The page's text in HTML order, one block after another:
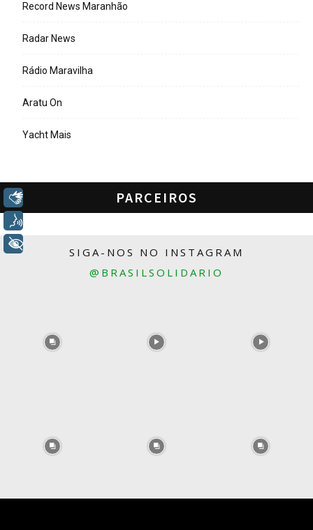
Record News Maranhão
Radar News
Rádio Maravilha
Aratu On
Yacht Mais
PARCEIROS
SIGA-NOS NO INSTAGRAM
@BRASILSOLIDARIO